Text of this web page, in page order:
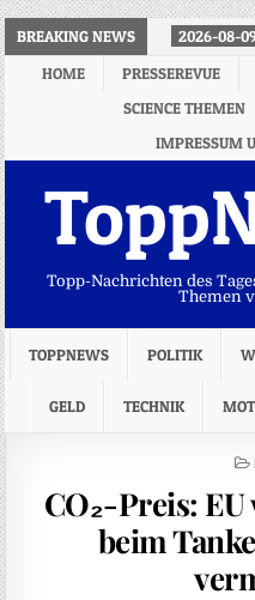
BREAKING NEWS 2026-08-
HOME
PRESSEREVUE
SCIENCE THEMEN
IMPRESSUM
Topp-Nachrichten des
Themen
TOPPNEWS POLITIK
GELD TECHNIK
CO₂-Preis:
beim